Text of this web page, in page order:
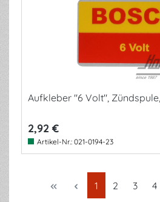
Aufkleber "6 Volt",
2,92 €
Artikel-Nr.: 021-0194-23
Seite
1 Seite
2 Seite
3 4